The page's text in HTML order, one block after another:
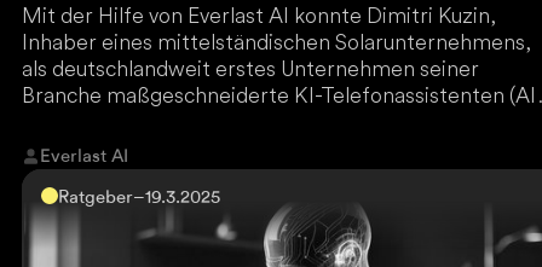
Mit der Hilfe von Everlast AI konnte Dimitri Kuzin,
Inhaber eines mittelständischen Solarunternehmens,
als deutschlandweit erstes Unternehmen seiner
Branche maßgeschneiderte KI-Telefonassistenten (AI
Interessenten für die der Vertrieb keine Zeit hatte,
reaktivieren und dadurch sechsstellige Umsätze
generieren.
Everlast AI
Ratgeber–19.3.2025